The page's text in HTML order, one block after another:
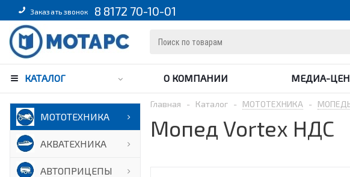
Заказать звонок 8 8172 70-10-01
КАТАЛОГ О КОМПАНИИ МЕДИА-
МОТОТЕХНИКА
АКВАТЕХНИКА
АВТОПРИЦЕПЫ
Главная - Каталог - МОТОТЕХНИКА -
Мопед Vortex НДС